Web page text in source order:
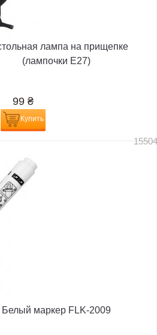
лампа на прищепке
(лампочки E27)
99 ₴
Купить
Белый маркер FLK-2009